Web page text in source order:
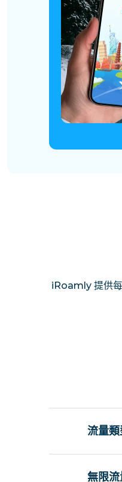
iRoamly 提供
流量類
無限流